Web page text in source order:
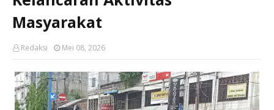
Masyarakat
Redaksi Mei 08, 2026